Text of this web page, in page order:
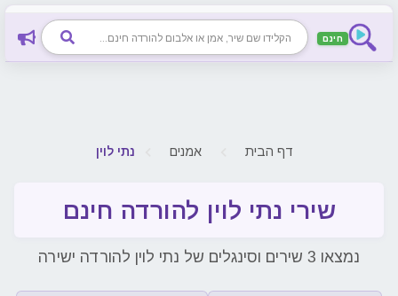
חינם
דף הבית אמנים נתי לוין
שירי נתי לוין להורדה חינם
נמצאו 3 שירים וסינגלים של נתי לוין להורדה ישירה